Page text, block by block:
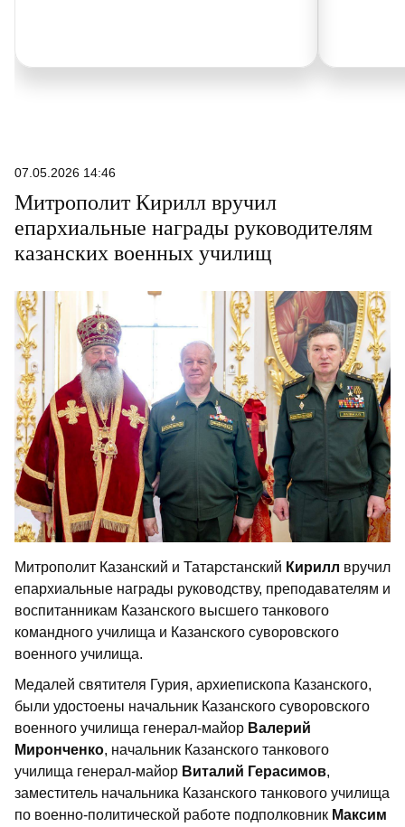
07.05.2026 14:46
Митрополит Кирилл вручил
епархиальные награды руководителям
казанских военных училищ
Митрополит Казанский и Татарстанский Кирилл вручил
епархиальные награды руководству, преподавателям и
воспитанникам Казанского высшего танкового
командного училища и Казанского суворовского
военного училища.
Медалей святителя Гурия, архиепископа Казанского,
были удостоены начальник Казанского суворовского
военного училища генерал-майор Валерий
Миронченко, начальник Казанского танкового
училища генерал-майор Виталий Герасимов,
заместитель начальника Казанского танкового училища
по военно-политической работе подполковник Максим